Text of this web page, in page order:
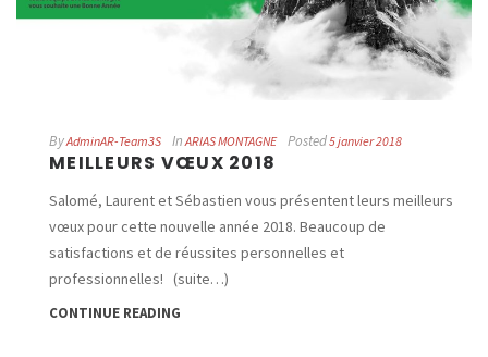
ByAdminAR-Team3S In ARIAS MONTAGNE Posted5 janvier 2018
MEILLEURS VŒUX 2018
Salomé, Laurent et Sébastien vous présentent leurs meilleurs
vœux pour cette nouvelle année 2018. Beaucoup de
satisfactions et de réussites personnelles et
professionnelles! (suite…)
CONTINUE READING